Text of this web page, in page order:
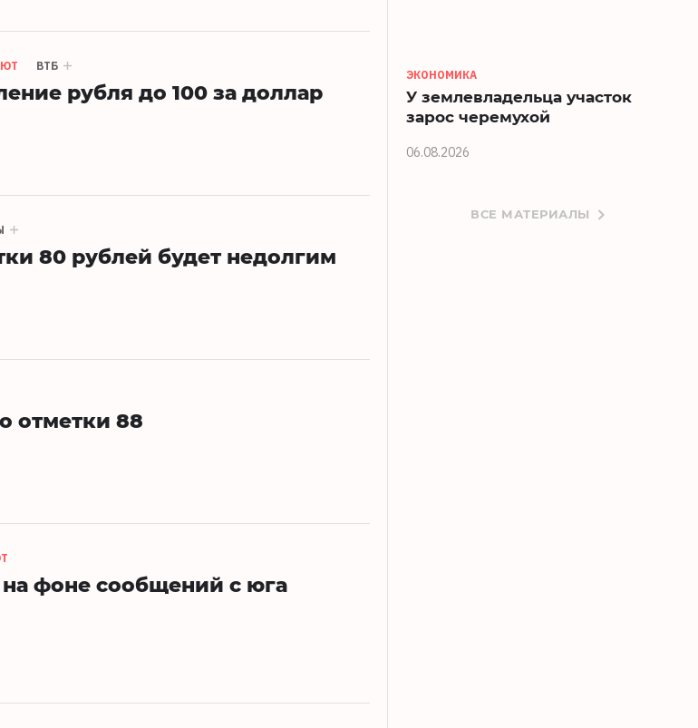
ВТБ
рубля до 100 за доллар
80 рублей будет недолгим
отметки 88
фоне сообщений с юга
ЭКОНОМИКА
У землевладельца участок
зарос черемухой
06.08.2026
ВСЕ МАТЕРИАЛЫ